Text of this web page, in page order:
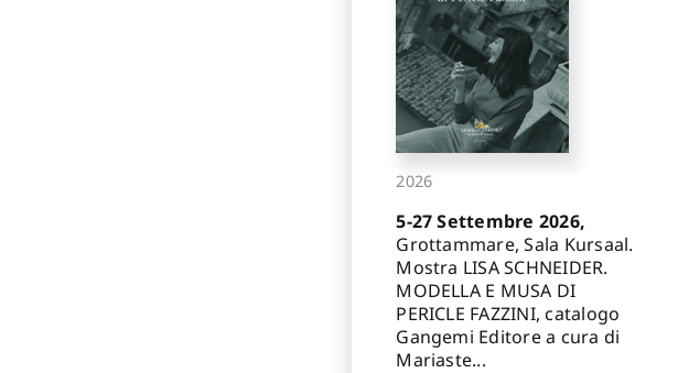
2026
5-27 Settembre 2026,
Grottammare, Sala Kursaal.
Mostra LISA SCHNEIDER.
MODELLA E MUSA DI
PERICLE FAZZINI, catalogo
Gangemi Editore a cura di
Mariaste...